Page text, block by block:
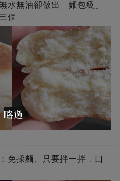
水無油卻做出「麵包級」
個
免揉麵、只要拌一拌，口
略過